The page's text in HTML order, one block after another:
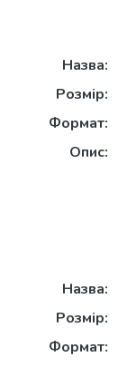
Назва:
Розмір:
Формат:
Опис:
Назва:
Розмір:
Формат: